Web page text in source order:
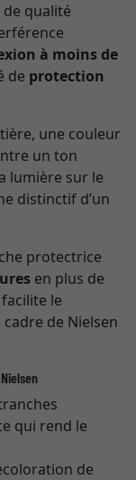
qualité
à moins de
de protection
une couleur
un ton
lumière sur le
distinctif d’un
protectrice
en plus de
le
de Nielsen
qui rend le
de